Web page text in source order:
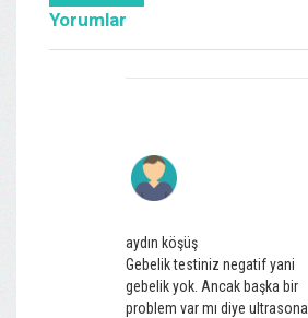
Yorumlar
aydın köşüş
Gebelik testiniz negatif yani
gebelik yok. Ancak başka bir
problem var mı diye ultrasona